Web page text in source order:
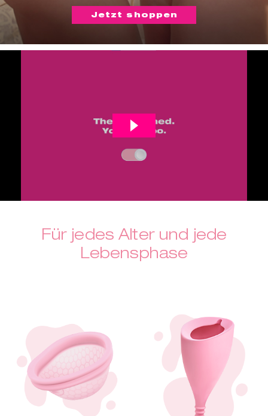
Jetzt shoppen
Für jedes Alter und jede
Lebensphase